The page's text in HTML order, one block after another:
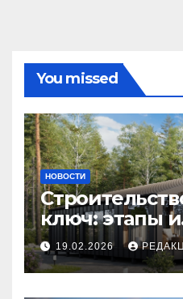
You missed
НОВОСТИ
ключ: этапы и
19.02.2026